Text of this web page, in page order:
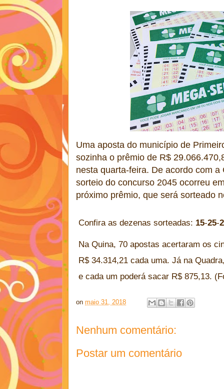
Uma aposta do município de
sozinha o prêmio de R$
nesta quarta-feira. De acordo com
sorteio do concurso 2045 ocorreu
próximo prêmio, que será sorteado
Confira as dezenas sorteadas: 15-25-
Na Quina, 70 apostas acertaram os
R$ 34.314,21 cada uma. Já na
e cada um poderá sacar R$ 875,13.
on maio 31, 2018
Nenhum comentário:
Postar um comentário